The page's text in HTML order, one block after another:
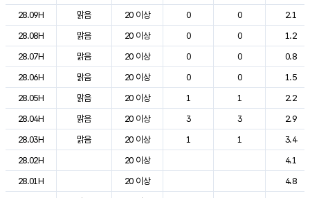
28.09H
맑음 20 이상 0 0
2.1
28.08H
맑음 20 이상 0 0
1.2
28.07H
맑음 20 이상 0 0
0.8
28.06H
맑음 20 이상 0 0
1.5
28.05H
맑음 20 이상 1 1
2.2
28.04H
맑음 20 이상 3 3
2.9
28.03H
맑음 20 이상 1 1
3.4
28.02H
20 이상
4.1
28.01H
20 이상
4.8